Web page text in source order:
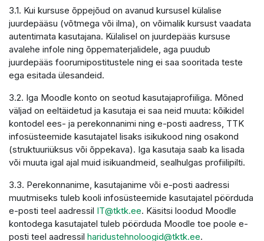
3.1. Kui kursuse õppejõud on avanud kursusel külalise
juurdepääsu (võtmega või ilma), on võimalik kursust vaadata
autentimata kasutajana. Külalisel on juurdepääs kursuse
avalehe infole ning õppematerjalidele, aga puudub
juurdepääs foorumipostitustele ning ei saa sooritada teste
ega esitada ülesandeid.
3.2. Iga Moodle konto on seotud kasutajaprofiiliga. Mõned
väljad on eeltäidetud ja kasutaja ei saa neid muuta: kõikidel
kontodel ees- ja perekonnanimi ning e-posti aadress, TTK
infosüsteemide kasutajatel lisaks isikukood ning osakond
(struktuuriüksus või õppekava). Iga kasutaja saab ka lisada
või muuta igal ajal muid isikuandmeid, sealhulgas profiilipilti.
3.3. Perekonnanime, kasutajanime või e-posti aadressi
muutmiseks tuleb kooli infosüsteemide kasutajatel pöörduda
e-posti teel aadressil IT@tktk.ee. Käsitsi loodud Moodle
kontodega kasutajatel tuleb pöörduda Moodle toe poole e-
posti teel aadressil haridustehnoloogid@tktk.ee.